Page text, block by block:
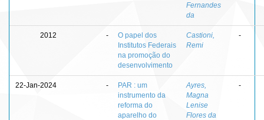
Fernandes
da
2012 -
O papel dos
Institutos Federais
na promoção do
desenvolvimento
Castioni,
Remi
-
22-Jan-2024 -
PAR : um
instrumento da
reforma do
aparelho do
Ayres,
Magna
Lenise
Flores da
-